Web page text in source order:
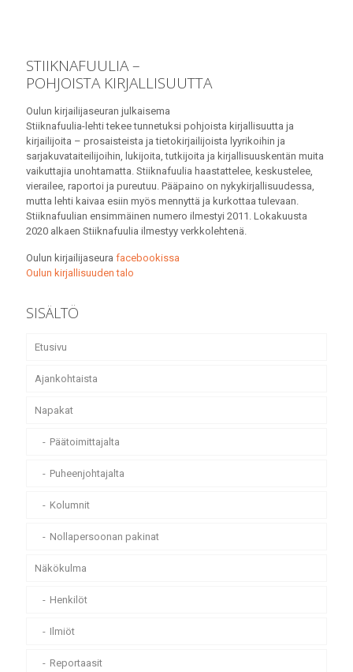
STIIKNAFUULIA –
POHJOISTA KIRJALLISUUTTA
Oulun kirjailijaseuran julkaisema
Stiiknafuulia-lehti tekee tunnetuksi pohjoista kirjallisuutta ja
kirjailijoita – prosaisteista ja tietokirjailijoista lyyrikoihin ja
sarjakuvataiteilijoihin, lukijoita, tutkijoita ja kirjallisuuskentän muita
vaikuttajia unohtamatta. Stiiknafuulia haastattelee, keskustelee,
vierailee, raportoi ja pureutuu. Pääpaino on nykykirjallisuudessa,
mutta lehti kaivaa esiin myös mennyttä ja kurkottaa tulevaan.
Stiiknafuulian ensimmäinen numero ilmestyi 2011. Lokakuusta
2020 alkaen Stiiknafuulia ilmestyy verkkolehtenä.
Oulun kirjailijaseura facebookissa
Oulun kirjallisuuden talo
SISÄLTÖ
Etusivu
Ajankohtaista
Napakat
Päätoimittajalta
Puheenjohtajalta
Kolumnit
Nollapersoonan pakinat
Näkökulma
Henkilöt
Ilmiöt
Reportaasit